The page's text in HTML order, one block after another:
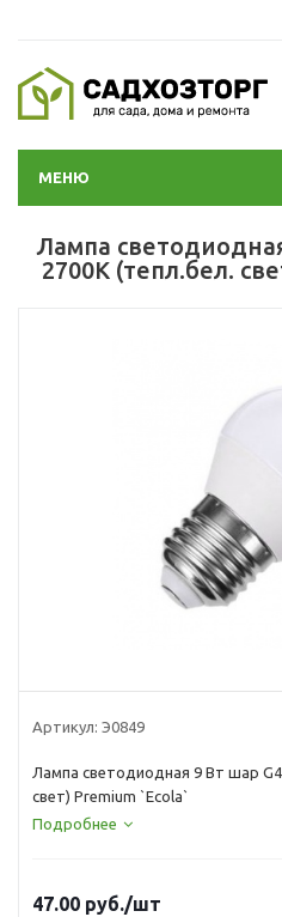
МЕНЮ
Лампа
2700К (тепл.бел.
Артикул: Э0849
Лампа светодиодная 9 Вт шар
свет) Premium `Ecola`
Подробнее
47.00 руб./шт